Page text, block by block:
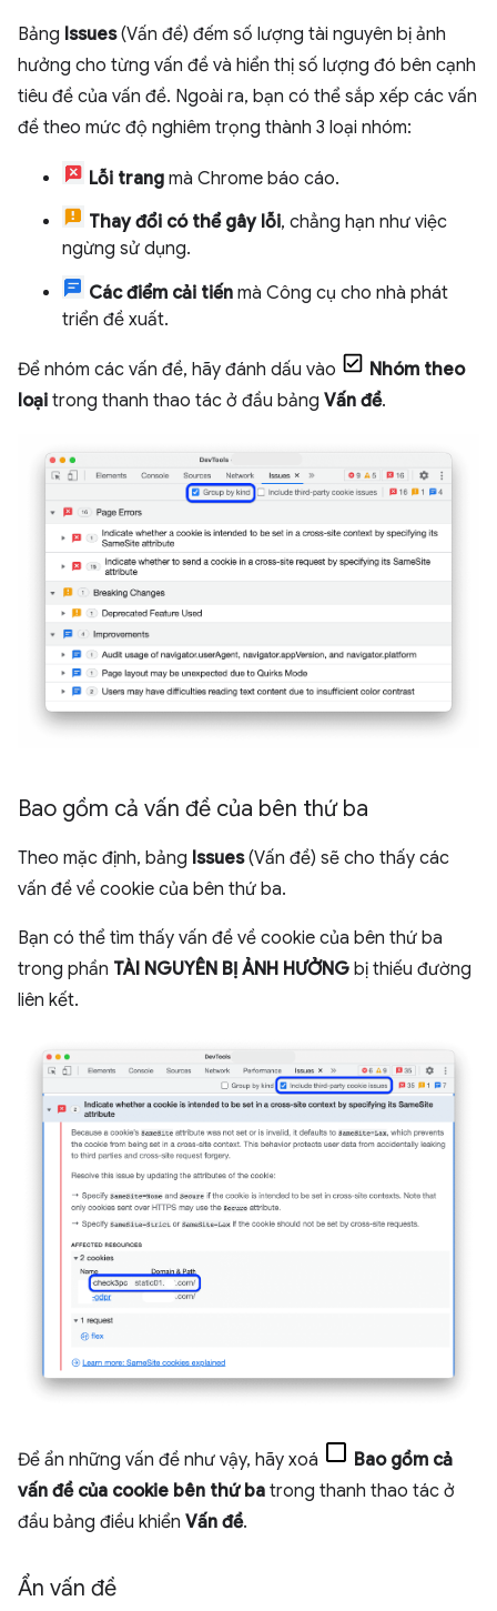
Bảng Issues(Vấn đề) đếm số lượng tài nguyên bị ảnh
hưởng cho từng vấn đề và hiển thị số lượng đó bên cạnh
tiêu đề của vấn đề. Ngoài ra, bạn có thể sắp xếp các vấn
đề theo mức độ nghiêm trọng thành 3 loại nhóm:
Lỗi trang mà Chrome báo cáo.
Thay đổi có thể gây lỗi, chẳng hạn như việc
ngừng sử dụng.
Các điểm cải tiến mà Công cụ cho nhà phát
triển đề xuất.
Để nhóm các vấn đề, hãy đánh dấu vào
Nhóm theo
loại trong thanh thao tác ở đầu bảng Vấn đề.
Bao gồm cả vấn đề của bên thứ ba
Theo mặc định, bảng Issues(Vấn đề) sẽ cho thấy các
vấn đề về cookie của bên thứ ba.
Bạn có thể tìm thấy vấn đề về cookie của bên thứ ba
trong phần TÀI NGUYÊN BỊ ẢNH HƯỞNG bị thiếu đường
liên kết.
Để ẩn những vấn đề như vậy, hãy xoá
Bao gồm cả
vấn đề của cookie bên thứ ba trong thanh thao tác ở
đầu bảng điều khiển Vấn đề.
Ẩn vấn đề